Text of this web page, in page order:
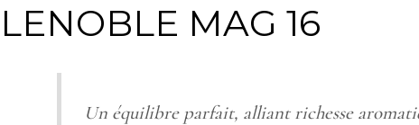
LENOBLE MAG 16
Un équilibre parfait, alliant richesse